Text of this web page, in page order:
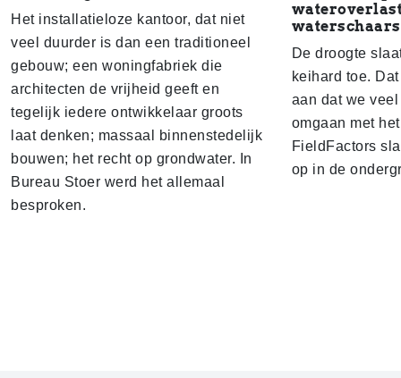
Het installatieloze kantoor, dat niet
veel duurder is dan een traditioneel
gebouw; een woningfabriek die
architecten de vrijheid geeft en
tegelijk iedere ontwikkelaar groots
laat denken; massaal binnenstedelijk
bouwen; het recht op grondwater. In
Bureau Stoer werd het allemaal
besproken.
De droogte
keihard toe.
aan dat we
omgaan met
FieldFactors
op in de